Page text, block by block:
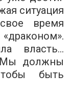
ситуация
время
власть...
должны
быть